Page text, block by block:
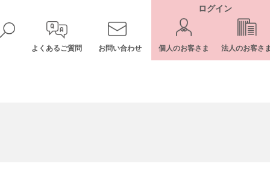
よくあるご質問 お問い合わせ
ログイン
個人のお客さま 法人のお客さ